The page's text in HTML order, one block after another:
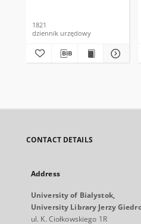
1821
dziennik urzędowy
CONTACT DETAILS
Address
University of Bialystok,
University Library Jerzy
ul. K. Ciołkowskiego 1R